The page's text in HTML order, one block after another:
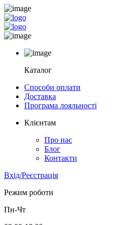
Каталог
Способи оплати
Доставка
Програма лояльності
Клієнтам
Про нас
Блог
Контакти
Вхід/Реєстрація
Режим роботи
Пн-Чт